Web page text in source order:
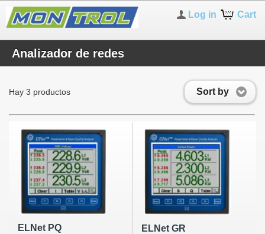
Cart
Log in
Analizador de redes
Sort by
Hay 3 productos
ELNet PQ ELNet GR